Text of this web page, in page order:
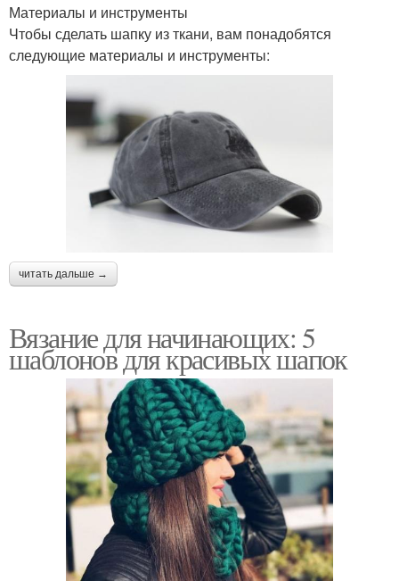
Материалы и инструменты
Чтобы сделать шапку из ткани, вам понадобятся
следующие материалы и инструменты:
читать дальше →
Вязание для начинающих: 5
шаблонов для красивых шапок